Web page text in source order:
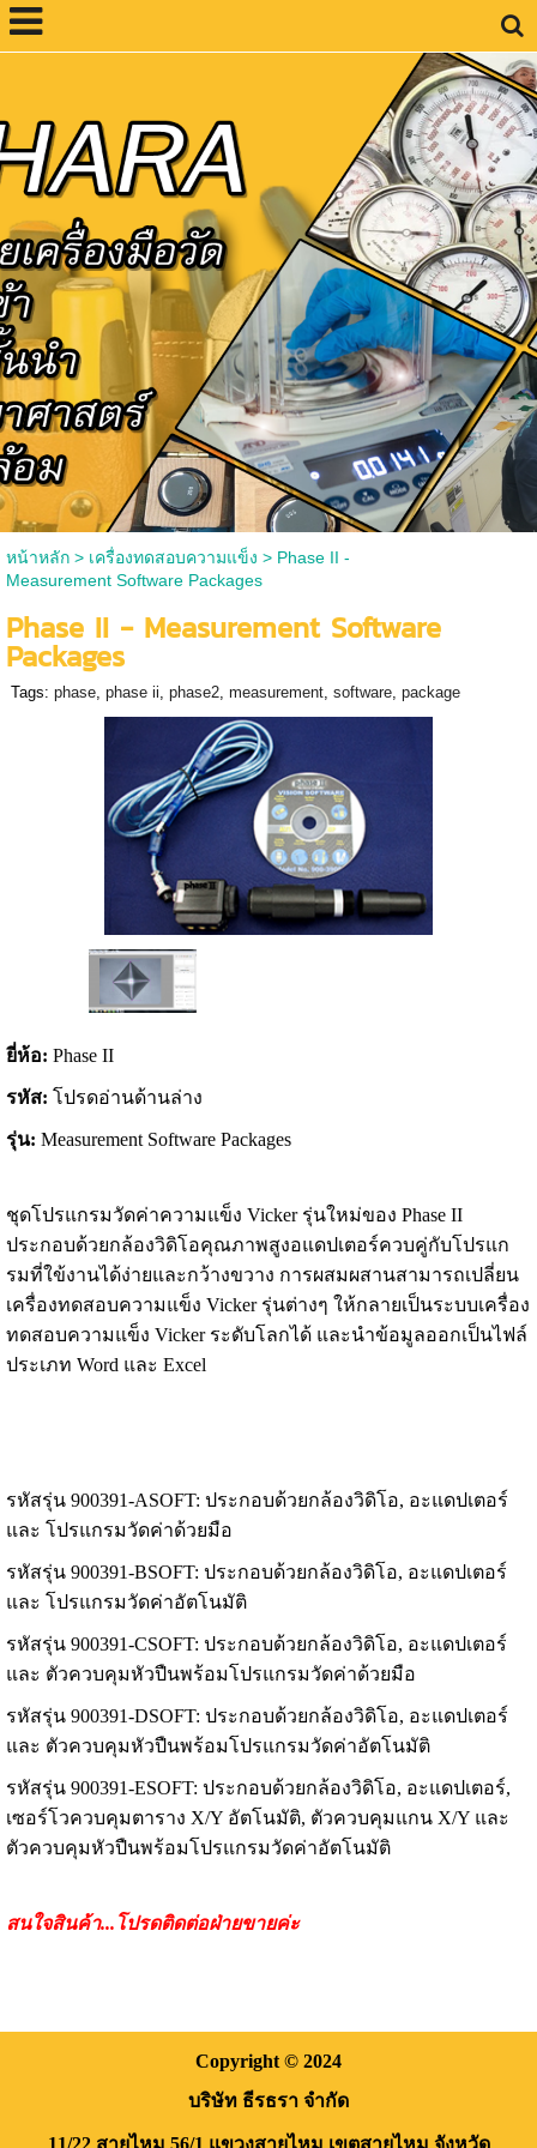
หน้าหลัก> เครื่องทดสอบความแข็ง > Phase II -
Measurement Software Packages
Phase II - Measurement Software
Packages
Tags: phase, phase ii, phase2, measurement, software, package
ยี่ห้อ: Phase II
รหัส: โปรดอ่านด้านล่าง
รุ่น: Measurement Software Packages
ชุดโปรแกรมวัดค่าความแข็ง Vicker รุ่นใหม่ของ Phase II
ประกอบด้วยกล้องวิดิโอคุณภาพสูงอแดปเตอร์ควบคู่กับโปรแก
รมที่ใข้งานได้ง่ายและกว้างขวาง การผสมผสานสามารถเปลี่ยน
เครื่องทดสอบความแข็ง Vicker รุ่นต่างๆ ให้กลายเป็นระบบเครื่อง
ทดสอบความแข็ง Vicker ระดับโลกได้ และนำข้อมูลออกเป็นไฟล์
ประเภท Word และ Excel
รหัสรุ่น 900391-ASOFT: ประกอบด้วยกล้องวิดิโอ, อะแดปเตอร์
และ โปรแกรมวัดค่าด้วยมือ
รหัสรุ่น900391-BSOFT: ประกอบด้วยกล้องวิดิโอ, อะแดปเตอร์
และ โปรแกรมวัดค่าอัตโนมัติ
รหัสรุ่น900391-CSOFT: ประกอบด้วยกล้องวิดิโอ, อะแดปเตอร์
และ ตัวควบคุมหัวปืนพร้อมโปรแกรมวัดค่าด้วยมือ
รหัสรุ่น 900391-DSOFT: ประกอบด้วยกล้องวิดิโอ, อะแดปเตอร์
และ ตัวควบคุมหัวปืนพร้อมโปรแกรมวัดค่าอัตโนมัติ
รหัสรุ่น900391-ESOFT: ประกอบด้วยกล้องวิดิโอ, อะแดปเตอร์,
เซอร์โวควบคุมตาราง X/Y อัตโนมัติ, ตัวควบคุมแกน X/Y และ
ตัวควบคุมหัวปืนพร้อมโปรแกรมวัดค่าอัตโนมัติ
สนใจสินค้า... โปรดติดต่อฝ่ายขายค่ะ
Copyright © 2024
บริษัท ธีรธรา จำกัด
11/22 สายไหม 56/1 แขวงสายไหม เขตสายไหม จังหวัด